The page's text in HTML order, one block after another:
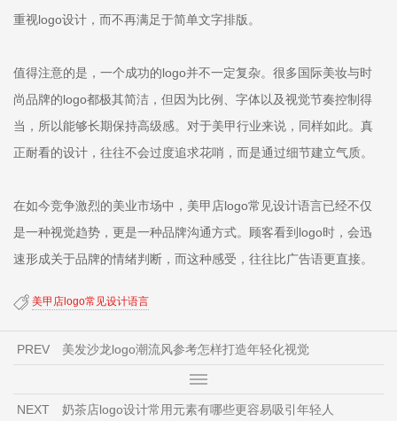
重视logo设计，而不再满足于简单文字排版。
值得注意的是，一个成功的logo并不一定复杂。很多国际美妆与时
尚品牌的logo都极其简洁，但因为比例、字体以及视觉节奏控制得
当，所以能够长期保持高级感。对于美甲行业来说，同样如此。真
正耐看的设计，往往不会过度追求花哨，而是通过细节建立气质。
在如今竞争激烈的美业市场中，美甲店logo常见设计语言已经不仅
是一种视觉趋势，更是一种品牌沟通方式。顾客看到logo时，会迅
速形成关于品牌的情绪判断，而这种感受，往往比广告语更直接。
美甲店logo常见设计语言
PREV 美发沙龙logo潮流风参考怎样打造年轻化视觉
NEXT 奶茶店logo设计常用元素有哪些更容易吸引年轻人